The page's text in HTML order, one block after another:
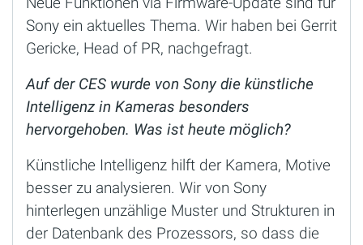
Sony ein aktuelles Thema. Wir haben bei Gerrit
Gericke, Head of PR, nachgefragt.
Auf der CES wurde von Sony die künstliche
Intelligenz in Kameras besonders
hervorgehoben. Was ist heute möglich?
Künstliche Intelligenz hilft der Kamera, Motive
besser zu analysieren. Wir von Sony
hinterlegen unzählige Muster und Strukturen in
der Datenbank des Prozessors, so dass die